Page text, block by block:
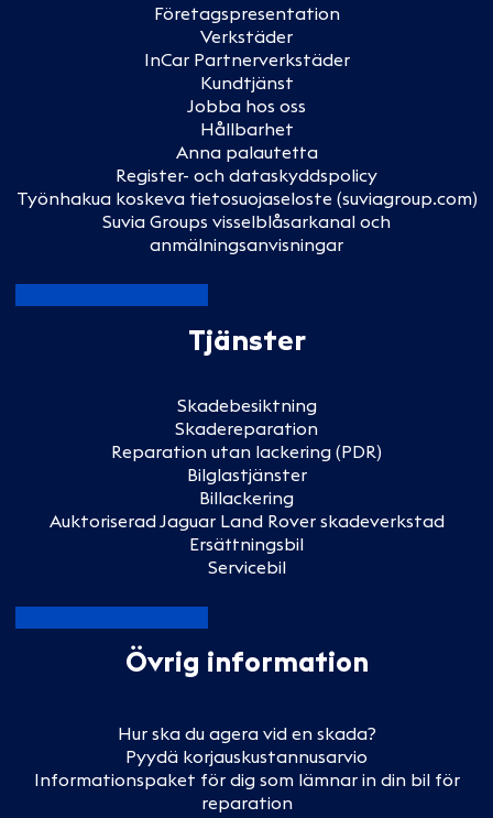
Företagspresentation
Verkstäder
InCar Partnerverkstäder
Kundtjänst
Jobba hos oss
Hållbarhet
Anna palautetta
Register- och dataskyddspolicy
Työnhakua koskeva tietosuojaseloste (suviagroup.com)
Suvia Groups visselblåsarkanal och
anmälningsanvisningar
Tjänster
Skadebesiktning
Skadereparation
Reparation utan lackering (PDR)
Bilglastjänster
Billackering
Auktoriserad Jaguar Land Rover skadeverkstad
Ersättningsbil
Servicebil
Övrig information
Hur ska du agera vid en skada?
Pyydä korjauskustannusarvio
Informationspaket för dig som lämnar in din bil för
reparation